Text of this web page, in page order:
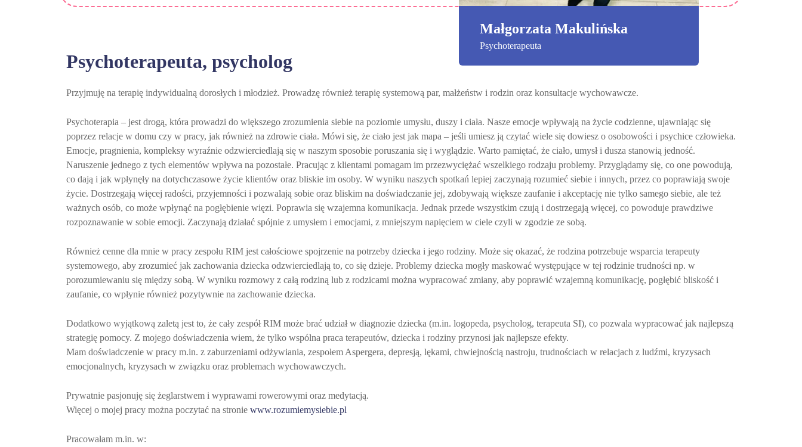
Małgorzata Makulińska
Psychoterapeuta
Psychoterapeuta, psycholog
Przyjmuję na terapię indywidualną dorosłych i młodzież. Prowadzę również terapię systemową par, małżeństw i rodzin oraz konsultacje wychowawcze.
Psychoterapia – jest drogą, która prowadzi do większego zrozumienia siebie na poziomie umysłu, duszy i ciała. Nasze emocje wpływają na życie codzienne, ujawniając się
poprzez relacje w domu czy w pracy, jak również na zdrowie ciała. Mówi się, że ciało jest jak mapa – jeśli umiesz ją czytać wiele się dowiesz o osobowości i psychice człowieka.
Emocje, pragnienia, kompleksy wyraźnie odzwierciedlają się w naszym sposobie poruszania się i wyglądzie. Warto pamiętać, że ciało, umysł i dusza stanowią jedność.
Naruszenie jednego z tych elementów wpływa na pozostałe. Pracując z klientami pomagam im przezwyciężać wszelkiego rodzaju problemy. Przyglądamy się, co one powodują,
co dają i jak wpłynęły na dotychczasowe życie klientów oraz bliskie im osoby. W wyniku naszych spotkań lepiej zaczynają rozumieć siebie i innych, przez co poprawiają swoje
życie. Dostrzegają więcej radości, przyjemności i pozwalają sobie oraz bliskim na doświadczanie jej, zdobywają większe zaufanie i akceptację nie tylko samego siebie, ale też
ważnych osób, co może wpłynąć na pogłębienie więzi. Poprawia się wzajemna komunikacja. Jednak przede wszystkim czują i dostrzegają więcej, co powoduje prawdziwe
rozpoznawanie w sobie emocji. Zaczynają działać spójnie z umysłem i emocjami, z mniejszym napięciem w ciele czyli w zgodzie ze sobą.
Również cenne dla mnie w pracy zespołu RIM jest całościowe spojrzenie na potrzeby dziecka i jego rodziny. Może się okazać, że rodzina potrzebuje wsparcia terapeuty
systemowego, aby zrozumieć jak zachowania dziecka odzwierciedlają to, co się dzieje. Problemy dziecka mogły maskować występujące w tej rodzinie trudności np. w
porozumiewaniu się między sobą. W wyniku rozmowy z całą rodziną lub z rodzicami można wypracować zmiany, aby poprawić wzajemną komunikację, pogłębić bliskość i
zaufanie, co wpłynie również pozytywnie na zachowanie dziecka.
Dodatkowo wyjątkową zaletą jest to, że cały zespół RIM może brać udział w diagnozie dziecka (m.in. logopeda, psycholog, terapeuta SI), co pozwala wypracować jak najlepszą
strategię pomocy. Z mojego doświadczenia wiem, że tylko wspólna praca terapeutów, dziecka i rodziny przynosi jak najlepsze efekty.
Mam doświadczenie w pracy m.in. z zaburzeniami odżywiania, zespołem Aspergera, depresją, lękami, chwiejnością nastroju, trudnościach w relacjach z ludźmi, kryzysach
emocjonalnych, kryzysach w związku oraz problemach wychowawczych.
Prywatnie pasjonuję się żeglarstwem i wyprawami rowerowymi oraz medytacją.
Więcej o mojej pracy można poczytać na stronie www.rozumiemysiebie.pl
Pracowałam m.in. w: